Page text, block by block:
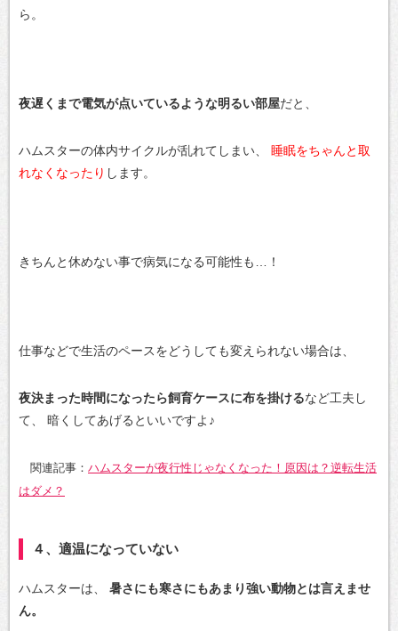
ら。
夜遅くまで電気が点いているような明るい部屋だと、
ハムスターの体内サイクルが乱れてしまい、
睡眠をちゃんと取
れなくなったり します。
きちんと休めない事で病気になる可能性も…！
仕事などで生活のペースをどうしても変えられない場合は、
夜決まった時間になったら飼育ケースに布を掛けるなど工夫し
て、
暗くしてあげるといいですよ♪
関連記事： ハムスターが夜行性じゃなくなった！原因は？逆転生活
はダメ？
４、適温になっていない
ハムスターは、
暑さにも寒さにもあまり強い動物とは言えませ
ん。